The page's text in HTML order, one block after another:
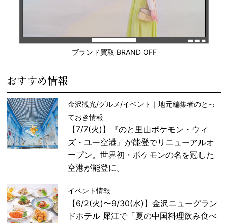
ブランド買取 BRAND OFF
おすすめ情報
金沢観光/グルメ/イベント｜地元編集者のとっ
ておき情報
【7/7(火)】『のと里山ポケモン・ウィ
ズ・ユー空港』が能登でリニューアルオ
ープン。世界初・ポケモンの名を冠した
空港が能登に。
イベント情報
【6/2(火)〜9/30(水)】金沢ニューグラン
ドホテル 犀江で「夏の中国料理飲み食べ